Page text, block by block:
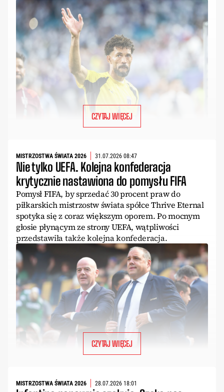
CZYTAJ WIĘCEJ
MISTRZOSTWA ŚWIATA 2026 31.07.2026 08:47
Nie tylko UEFA. Kolejna konfederacja
krytycznie nastawiona do pomysłu FIFA
Pomysł FIFA, by sprzedać 30 procent praw do
piłkarskich mistrzostw świata spółce Thrive Eternal
spotyka się z coraz większym oporem. Po mocnym
głosie płynącym ze strony UEFA, wątpliwości
przedstawiła także kolejna konfederacja.
CZYTAJ WIĘCEJ
MISTRZOSTWA ŚWIATA 2026 28.07.2026 18:01